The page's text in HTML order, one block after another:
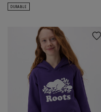
DURABLE